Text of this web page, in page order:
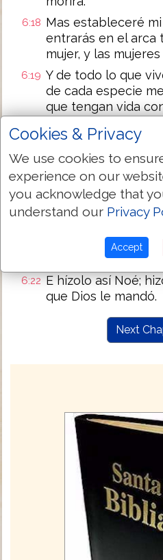
6:18 Mas estableceré
entrarás en el arca
mujer, y las
6:19 Y de todo lo que
de cada especie
que tengan vida
6:20 De las aves según
bestias según su
de la tierra según
especie entrarán
vida.
come, y allégala á
para ti y para ellos.
6:22 E hízolo así Noé;
que Dios le mandó.
Next
Cookies & Privacy
We use cookies to
experience on our
you acknowledge that
understand our Privacy
Accept